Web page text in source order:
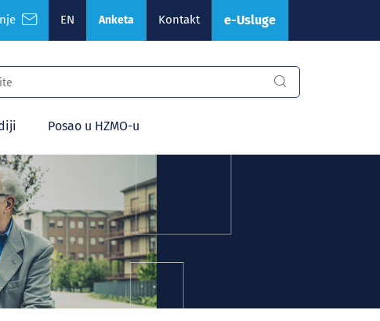
EN Anketa Kontakt e-Usluge
Posao u HZMO-u